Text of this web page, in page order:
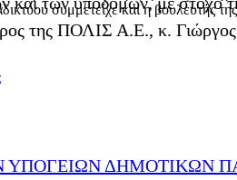
συμμετείχε και η βουλευτής
της ΠΟΛΙΣ Α.Ε., κ.
ΔΗΜΟΤΙΚΩΝ